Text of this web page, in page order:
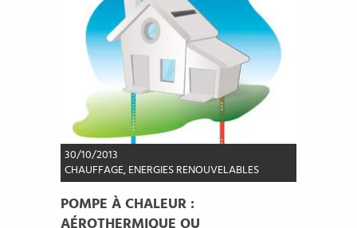
30/10/2013
CHAUFFAGE,ENERGIES RENOUVELABLES
POMPE À CHALEUR :